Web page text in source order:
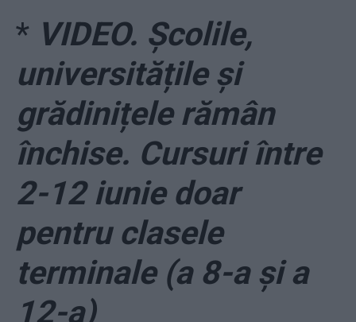
* VIDEO. Școlile,
universitățile și
grădinițele rămân
închise. Cursuri între
2-12 iunie doar
pentru clasele
terminale (a 8-a și a
12-a)